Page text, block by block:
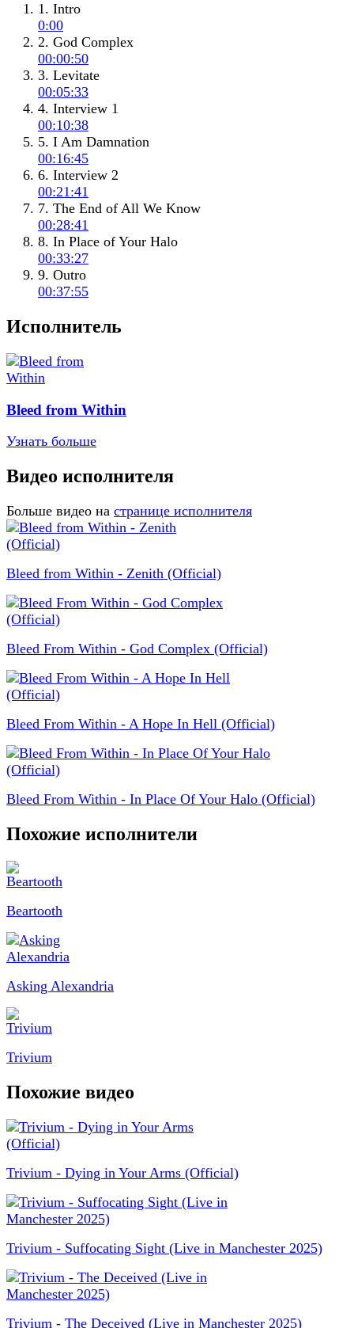
1. Intro
0:00
2. God Complex
00:00:50
3. Levitate
00:05:33
4. Interview 1
00:10:38
5. I Am Damnation
00:16:45
6. Interview 2
00:21:41
7. The End of All We Know
00:28:41
8. In Place of Your Halo
00:33:27
9. Outro
00:37:55
Исполнитель
Bleed from Within
Узнать больше
Видео исполнителя
Больше видео на странице исполнителя
Bleed from Within - Zenith (Official)
Bleed From Within - God Complex (Official)
Bleed From Within - A Hope In Hell (Official)
Bleed From Within - In Place Of Your Halo (Official)
Похожие исполнители
Beartooth
Asking Alexandria
Trivium
Похожие видео
Trivium - Dying in Your Arms (Official)
Trivium - Suffocating Sight (Live in Manchester 2025)
Trivium - The Deceived (Live in Manchester 2025)